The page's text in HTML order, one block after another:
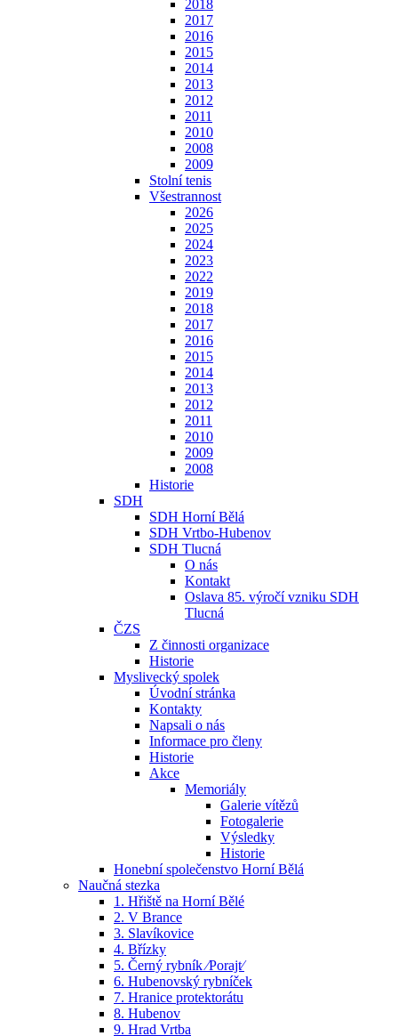
2018
2017
2016
2015
2014
2013
2012
2011
2010
2008
2009
Stolní tenis
Všestrannost
2026
2025
2024
2023
2022
2019
2018
2017
2016
2015
2014
2013
2012
2011
2010
2009
2008
Historie
SDH
SDH Horní Bělá
SDH Vrtbo-Hubenov
SDH Tlucná
O nás
Kontakt
Oslava 85. výročí vzniku SDH
Tlucná
ČZS
Z činnosti organizace
Historie
Myslivecký spolek
Úvodní stránka
Kontakty
Napsali o nás
Informace pro členy
Historie
Akce
Memoriály
Galerie vítězů
Fotogalerie
Výsledky
Historie
Honební společenstvo Horní Bělá
Naučná stezka
1. Hřiště na Horní Bělé
2. V Brance
3. Slavíkovice
4. Břízky
5. Černý rybník ⁄Porajt⁄
6. Hubenovský rybníček
7. Hranice protektorátu
8. Hubenov
9. Hrad Vrtba